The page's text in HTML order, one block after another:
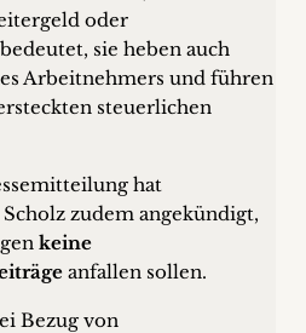
oder
sie heben auch
Arbeitnehmers und führen
steuerlichen
hat
zudem angekündigt,
keine
anfallen sollen.
Bezug von